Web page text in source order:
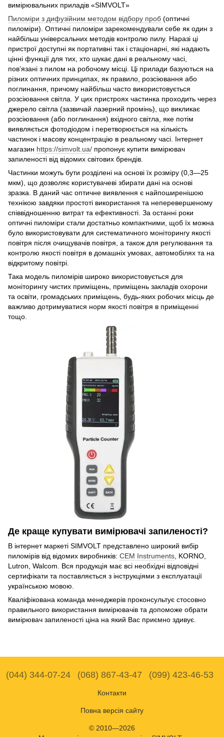
вимірювальних приладів «SIMVOLT»
Пиломіри з дифузійним методом відбору проб (оптичні
пиломіри). Оптичні пиломіри зарекомендували себе як один з
найбільш універсальних методів контролю пилу. Наразі ці
пристрої доступні як портативні так і стаціонарні, які надають
цінні функції для тих, хто шукає дані в реальному часі,
пов’язані з пилом на робочому місці. Ці прилади базуються на
різних оптичних принципах, як правило, розсіювання або
поглинання, причому найбільш часто використовується
розсіювання світла. У цих пристроях частинка проходить через
джерело світла (зазвичай лазерний промінь), що викликає
розсіювання (або поглинання) вхідного світла, яке потім
виявляється фотодіодом і перетворюється на кількість
частинок і масову концентрацію в реальному часі. Інтернет
магазин https://simvolt.ua/ пропонує купити вимірювач
запиленості від відомих світових брендів.
Частинки можуть бути розділені на основі їх розміру (0,3—25
мкм), що дозволяє користувачеві збирати дані на основі
зразка. В даний час оптичне виявлення є найпоширенішою
технікою завдяки простоті використання та неперевершеному
співвідношенню витрат та ефективності. За останні роки
оптичні пиломіри стали достатньо компактними, щоб їх можна
було використовувати для систематичного моніторингу якості
повітря після очищувачів повітря, а також для регулювання та
контролю якості повітря в домашніх умовах, автомобілях та на
відкритому повітрі.
Така модель пиломірів широко використовується для
моніторингу чистих приміщень, приміщень закладів охорони
та освіти, громадських приміщень, будь-яких робочих місць де
важливо дотримуватися норм якості повітря в приміщенні
тощо.
Де краще купувати вимірювачі запиленості?
В інтернет маркеті SIMVOLT представлено широкий вибір
пиломірів від відомих виробників: CEM Instruments, KORNO,
Lutron, Walcom. Вся продукція має всі необхідні відповідні
сертифікати та поставляється з інструкціями з експлуатації
українською мовою.
Кваліфікована команда менеджерів проконсультує стосовно
правильного використання вимірювачів та допоможе обрати
вимірювач запиленості ціна на який Вас приємно здивує.
(044) 344-07-24 (068) 867-43-47 (099) 423-46-53
Контакти
Повна версія сайту
© 2010—2026